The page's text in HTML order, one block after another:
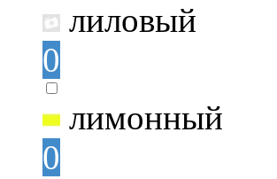
лиловый
0
лимонный
0